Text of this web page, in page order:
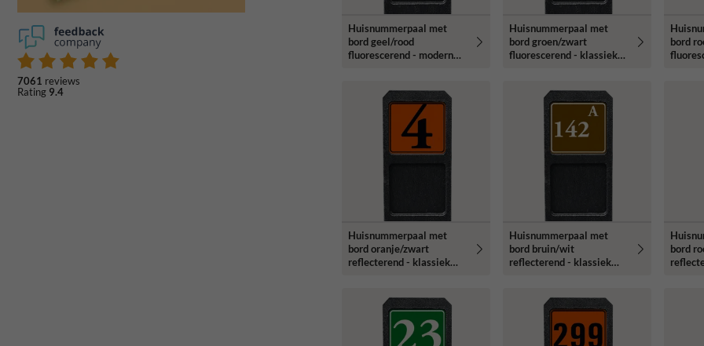
7061 reviews
Rating 9.4
Huisnummerpaal met
bord geel/rood
fluorescerend - modern
Huisnummerpaal met
bord groen/zwart
fluorescerend - klassiek
bord
Huisnummerpaal met
bord oranje/zwart
reflecterend - klassiek
Huisnummerpaal met
bord bruin/wit
reflecterend - klassiek
bord